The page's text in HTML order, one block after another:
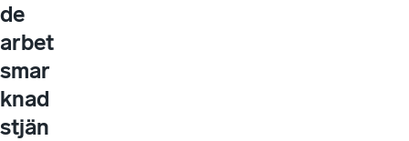
de
arbet
smar
knad
stjän